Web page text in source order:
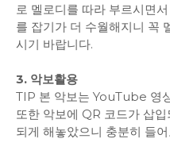
로 멜로디를 따라 부르시면
를 잡기가 더 수월해지니 꼭
시기 바랍니다.
3. 악보활용
TIP 본 악보는 YouTube 영
또한 악보에 QR 코드가 삽
되게 해놓았으니 충분히 들